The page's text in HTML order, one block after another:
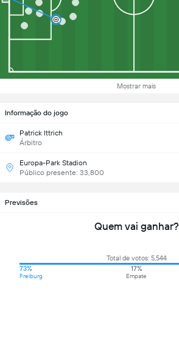
Mostrar mais
Informação do jogo
Patrick Ittrich
Árbitro
Europa-Park Stadion
Público presente: 33,800
Previsões
Quem vai ganhar?
Total de votos: 5,544
73%
Freiburg
17%
Empate